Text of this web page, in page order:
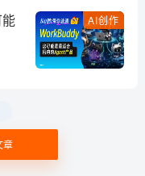
AI创作
章